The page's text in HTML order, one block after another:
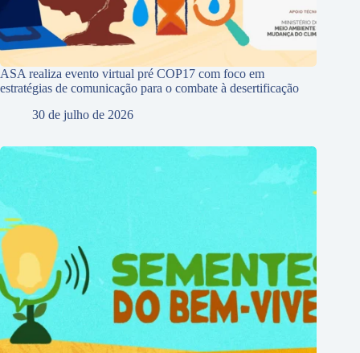
ASA realiza evento virtual pré COP17 com foco em
estratégias de comunicação para o combate à desertificação
30 de julho de 2026